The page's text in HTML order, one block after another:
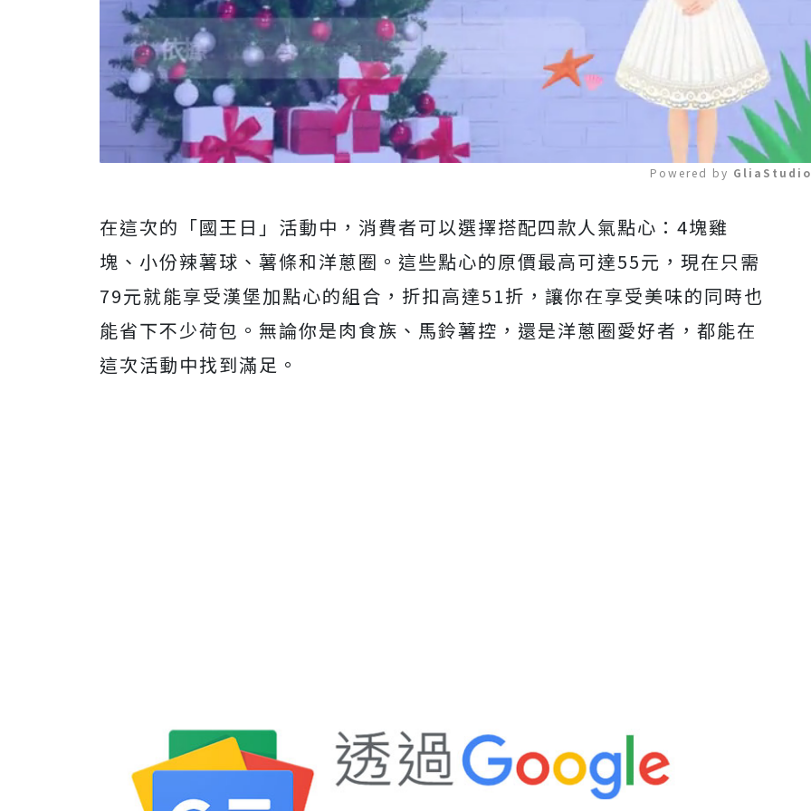
Powered by
在這次的「國王日」活動中，消費者可以選擇搭配四款人氣點心：4塊雞
塊、小份辣薯球、薯條和洋蔥圈。這些點心的原價最高可達55元，現在只需
79元就能享受漢堡加點心的組合，折扣高達51折，讓你在享受美味的同時也
能省下不少荷包。無論你是肉食族、馬鈴薯控，還是洋蔥圈愛好者，都能在
這次活動中找到滿足。